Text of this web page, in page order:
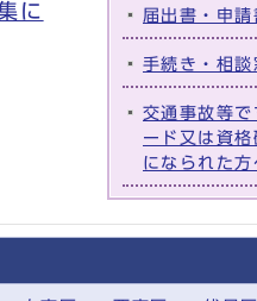
に 届出書・申
手続き・相談
交通事故等で
ード又は資
になられた方